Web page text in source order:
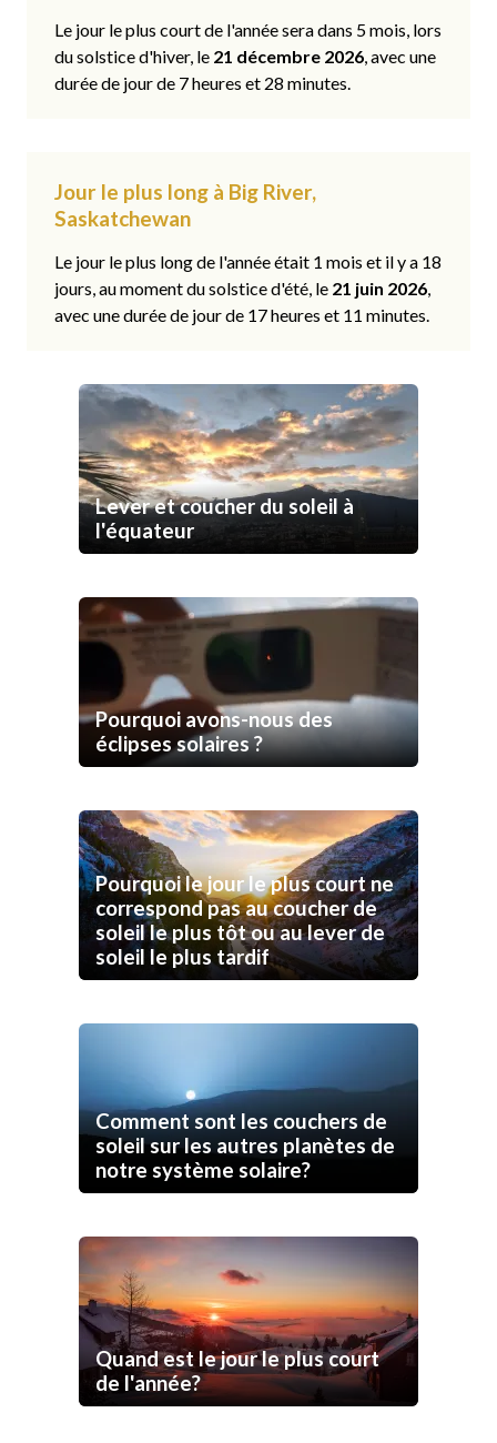
Le jour le plus court de l'année sera dans 5 mois, lors
du solstice d'hiver, le 21 décembre 2026, avec une
durée de jour de 7 heures et 28 minutes.
Jour le plus long à Big River,
Saskatchewan
Le jour le plus long de l'année était 1 mois et il y a 18
jours, au moment du solstice d'été, le 21 juin 2026,
avec une durée de jour de 17 heures et 11 minutes.
Lever et coucher du soleil à
l'équateur
Pourquoi avons-nous des
éclipses solaires ?
Pourquoi le jour le plus court ne
correspond pas au coucher de
soleil le plus tôt ou au lever de
soleil le plus tardif
Comment sont les couchers de
soleil sur les autres planètes de
notre système solaire?
Quand est le jour le plus court
de l'année?